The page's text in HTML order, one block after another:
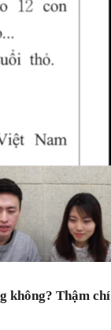
không? Thậm chí